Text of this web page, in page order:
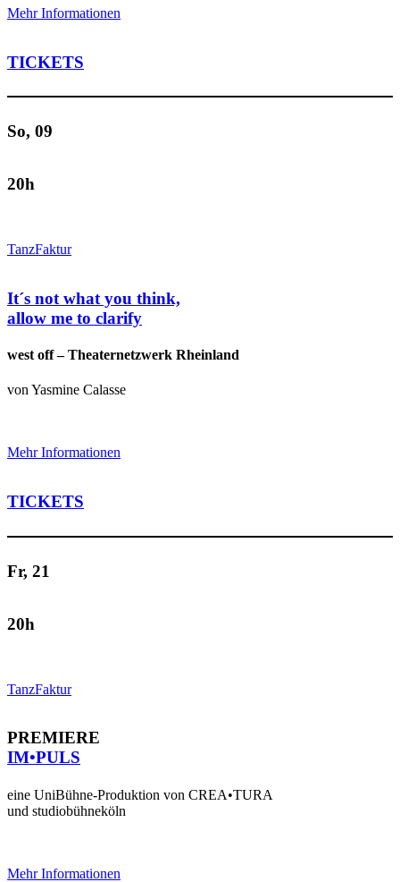
Mehr Informationen
TICKETS
So, 09
20h
TanzFaktur
It´s not what you think,
allow me to clarify
west off – Theaternetzwerk Rheinland
von Yasmine Calasse
Mehr Informationen
TICKETS
Fr, 21
20h
TanzFaktur
PREMIERE
IM•PULS
eine UniBühne-Produktion von CREA•TURA
und studiobühneköln
Mehr Informationen